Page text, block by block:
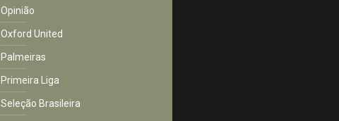
Opinião
Oxford United
Palmeiras
Primeira Liga
Seleção Brasileira